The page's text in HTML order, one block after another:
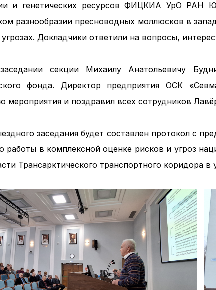
и генетических ресурсов ФИЦКИА УрО РАН
разнообразии пресноводных моллюсков в
Докладчики ответили на вопросы,
секции Михаилу Анатольевичу
фонда. Директор предприятия ОСК
мероприятия и поздравил всех сотрудников
заседания будет составлен протокол с
работы в комплексной оценке рисков и угроз
Трансарктического транспортного коридора в